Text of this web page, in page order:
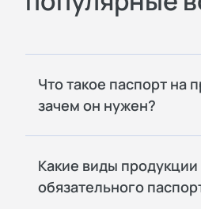
Что такое паспорт на
зачем он нужен?
Какие виды
обязательного